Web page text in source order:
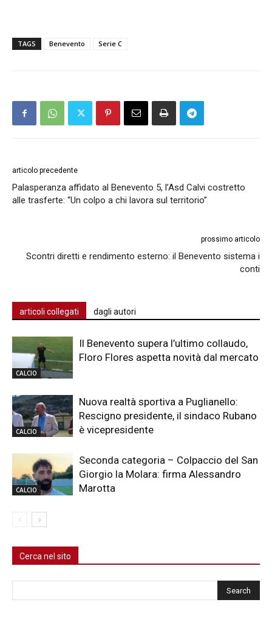
TAGS Benevento Serie C
articolo precedente
Palasperanza affidato al Benevento 5, l’Asd Calvi costretto
alle trasferte: “Un colpo a chi lavora sul territorio”
prossimo articolo
Scontri diretti e rendimento esterno: il Benevento sistema i
conti
articoli collegati dagli autori
CALCIO
Il Benevento supera l’ultimo collaudo,
Floro Flores aspetta novità dal mercato
CALCIO
Nuova realtà sportiva a Puglianello:
Rescigno presidente, il sindaco Rubano
è vicepresidente
CALCIO
Seconda categoria – Colpaccio del San
Giorgio la Molara: firma Alessandro
Marotta
Cerca nel sito